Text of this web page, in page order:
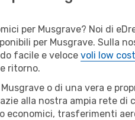
per Musgrave? Noi di
per Musgrave. Sulla
facile e veloce voli low cost
ritorno.
o di una vera e
alla nostra ampia rete
economici, trasferimenti